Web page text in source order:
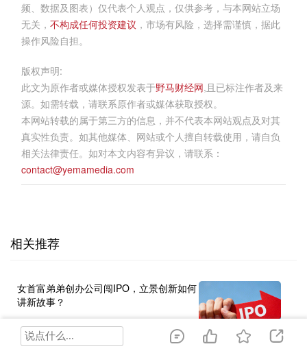
频、数据及图表）仅代表个人观点，仅供参考，与本网站立场
无关， 不构成任何投资建议 ，市场有风险，选择需谨慎，据此
操作风险自担。
版权声明:
此文为原作者或媒体授权发表于野马财经网,且已标注作者及来
源。如需转载，请联系原作者或媒体获取授权。
本网站转载的属于第三方的信息，并不代表本网站观点及对其
真实性负责。如其他媒体、网站或个人擅自转载使用，请自负
相关法律责任。如对本文内容有异议，请联系：
contact@yemamedia.com
相关推荐
女首富弟弟创办公司闯IPO，立景创新如何
讲新故事？
尺度商业 2天前